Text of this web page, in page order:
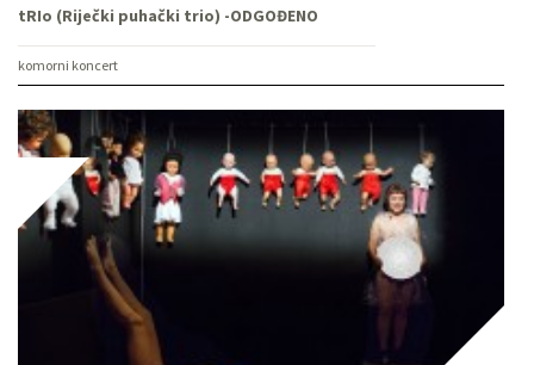
tRIo (Riječki puhački trio) -ODGOĐENO
komorni koncert